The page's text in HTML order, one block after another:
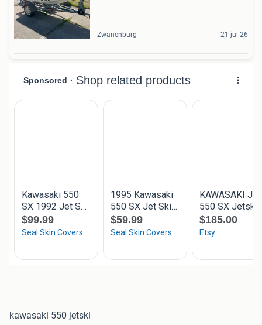
Zwanenburg 21 jul 26
kawasaki 550 jetski